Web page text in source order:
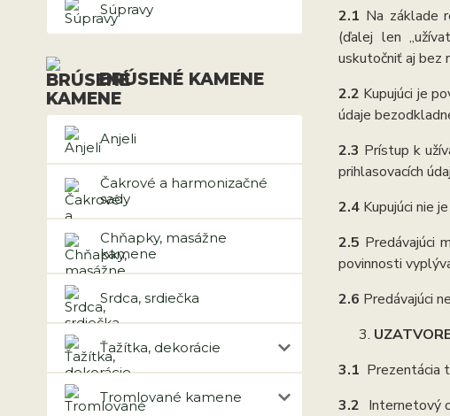
Súpravy
BRÚSENÉ KAMENE
Anjeli
Čakrové a harmonizačné
sady
Chňapky, masážne
kamene
Srdca, srdiečka
Ťažítka, dekorácie
Tromlované kamene
2.1 Na základe
(ďalej len
uskutočniť aj bez
2.2 Kupujúci je
údaje
2.3 Prístup k
prihlasovacích
2.4 Kupujúci nie
2.5 Predávajúci
povinnosti
2.6 Predávajúci
3.1 Prezentácia
3.2 Internetový